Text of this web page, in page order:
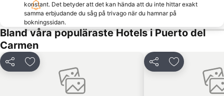
konstant. Det betyder att det kan hända att du inte hittar exakt
samma erbjudande du såg på trivago när du hamnar på
bokningssidan.
Bland våra populäraste Hotels i Puerto del
Carmen
Dela Lägg till i Mina Favoriter Dela Lägg till i